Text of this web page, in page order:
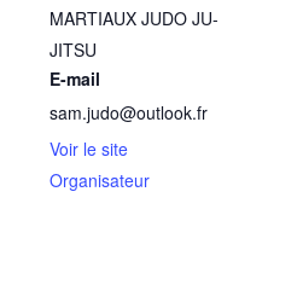
MARTIAUX JUDO JU-
JITSU
E-mail
sam.judo@outlook.fr
Voir le site
Organisateur